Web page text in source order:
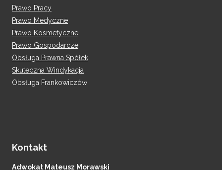
Prawo Pracy
Prawo Medyczne
Prawo Kosmetyczne
Prawo Gospodarcze
Obsługa Prawna Spółek
Skuteczna Windykacja
Obsługa Frankowiczów
Kontakt
Adwokat Mateusz Morawski